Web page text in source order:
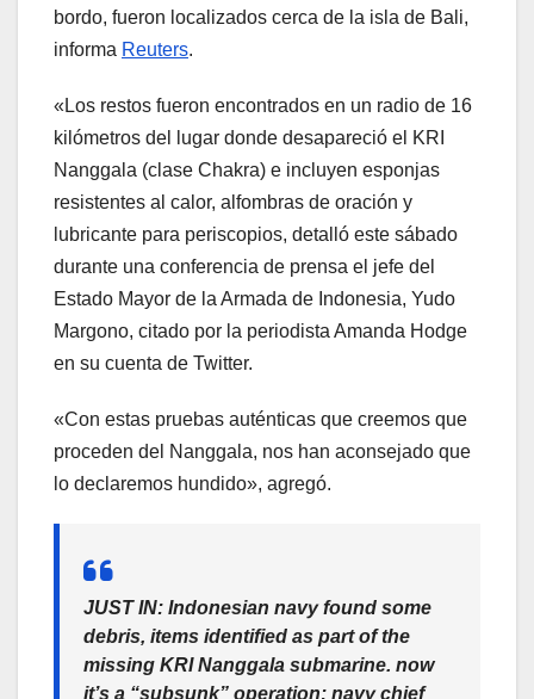
bordo, fueron localizados cerca de la isla de Bali,
informa Reuters.
«Los restos fueron encontrados en un radio de 16
kilómetros del lugar donde desapareció el KRI
Nanggala (clase Chakra) e incluyen esponjas
resistentes al calor, alfombras de oración y
lubricante para periscopios, detalló este sábado
durante una conferencia de prensa el jefe del
Estado Mayor de la Armada de Indonesia, Yudo
Margono, citado por la periodista Amanda Hodge
en su cuenta de Twitter.
«Con estas pruebas auténticas que creemos que
proceden del Nanggala, nos han aconsejado que
lo declaremos hundido», agregó.
JUST IN: Indonesian navy found some
debris, items identified as part of the
missing KRI Nanggala submarine. now
it’s a “subsunk” operation; navy chief